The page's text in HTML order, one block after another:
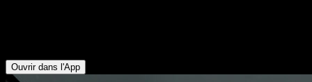
Ouvrir dans l'App